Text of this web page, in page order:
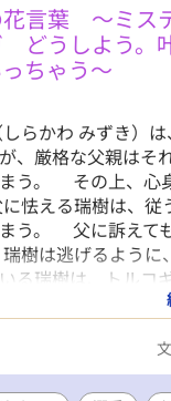
花言葉 ～ミス
どうしよう。
ちゃう～
らかわ みずき）
、厳格な父親は
う。 その上、心
怯える瑞樹は、従
う。 父に訴えて
樹は逃げるように
る瑞樹は、トルコ
けに行った先は
、瑞樹はこの屋敷
の上に即採用とな
んなに立派なお